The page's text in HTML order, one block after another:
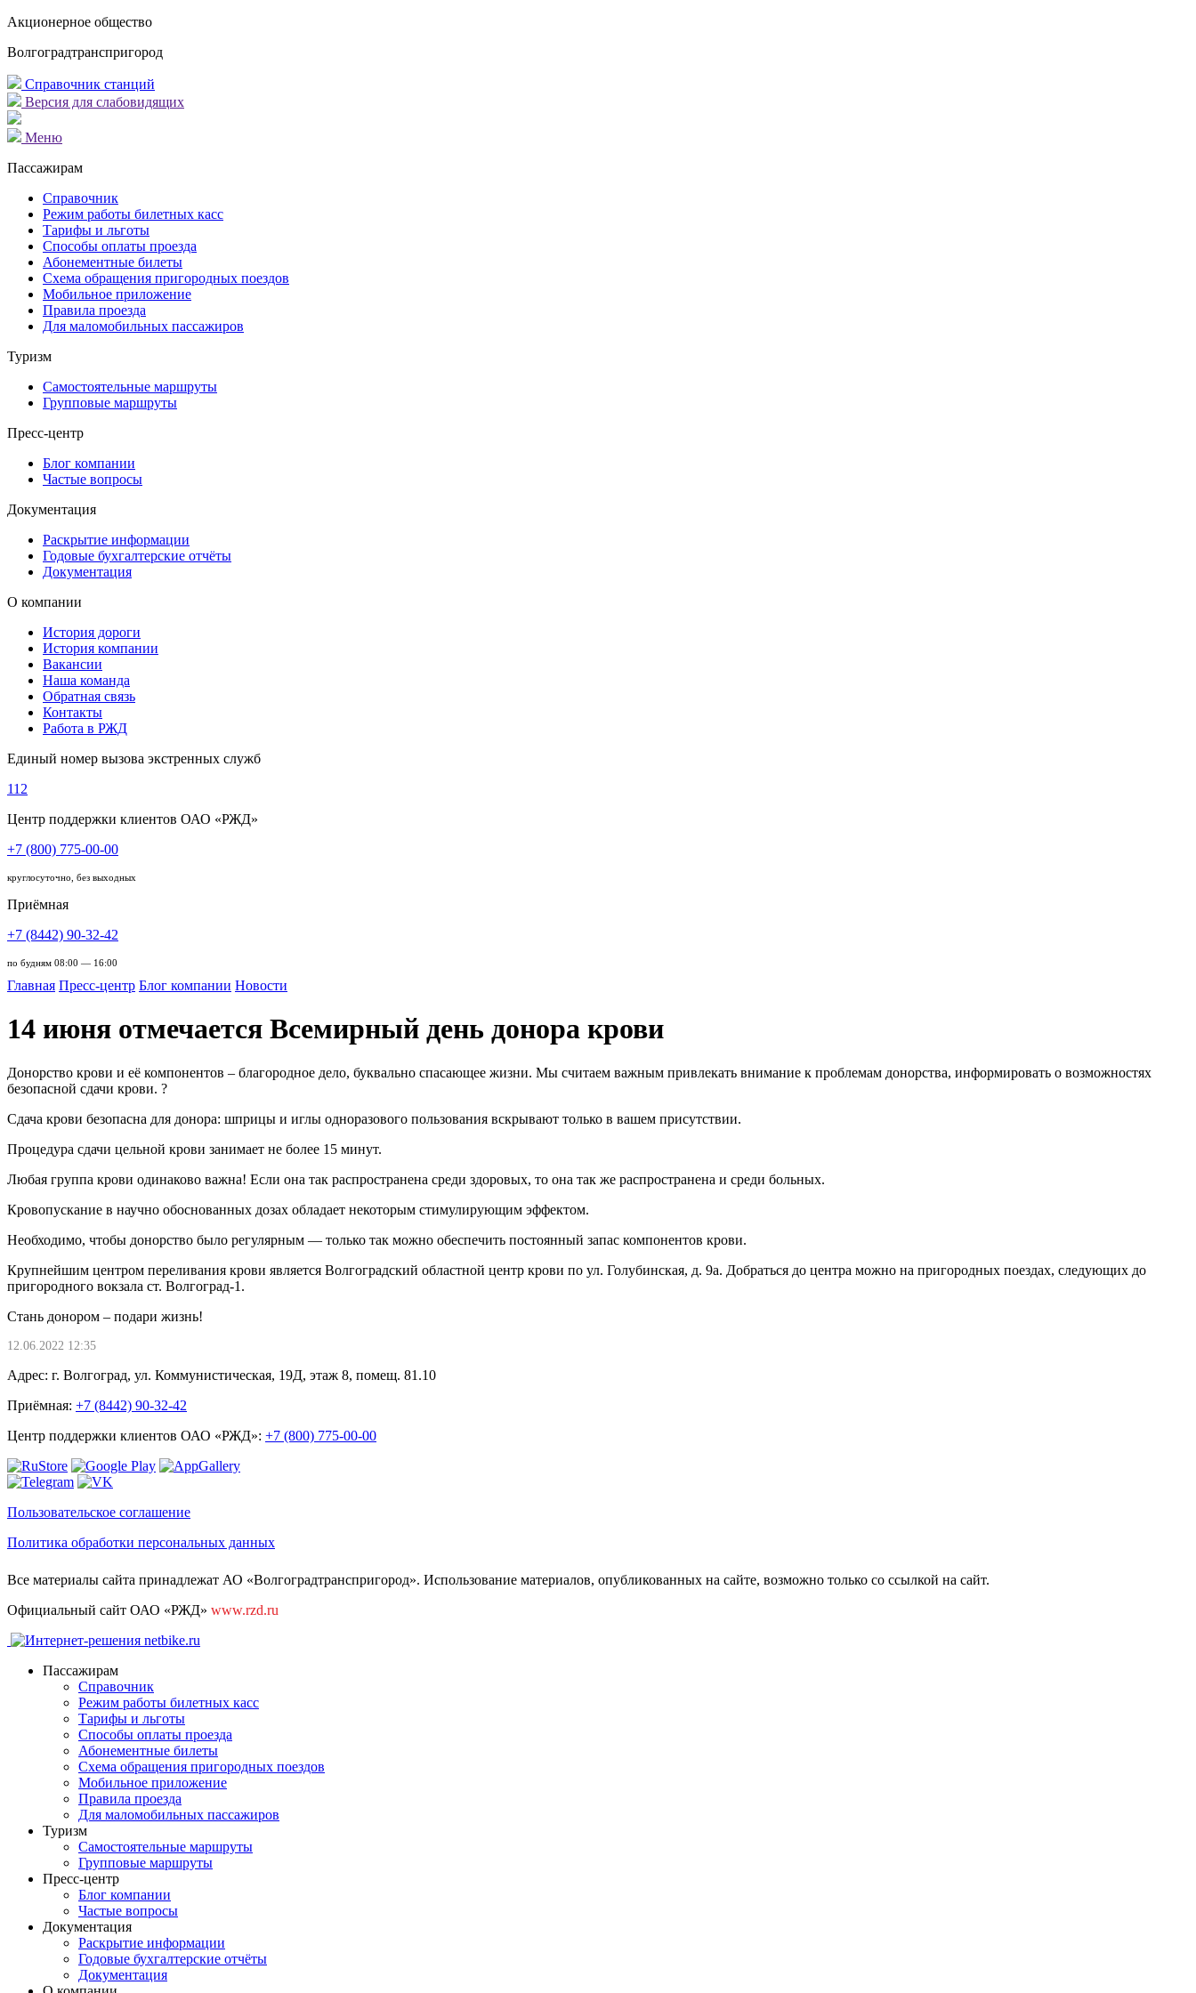
Акционерное общество
Волгоградтранспригород
Справочник станций
Версия для слабовидящих
Меню
Пассажирам
Справочник
Режим работы билетных касс
Тарифы и льготы
Способы оплаты проезда
Абонементные билеты
Схема обращения пригородных поездов
Мобильное приложение
Правила проезда
Для маломобильных пассажиров
Туризм
Самостоятельные маршруты
Групповые маршруты
Пресс-центр
Блог компании
Частые вопросы
Документация
Раскрытие информации
Годовые бухгалтерские отчёты
Документация
О компании
История дороги
История компании
Вакансии
Наша команда
Обратная связь
Контакты
Работа в РЖД
Единый номер вызова экстренных служб
112
Центр поддержки клиентов ОАО «РЖД»
+7 (800) 775-00-00
круглосуточно, без выходных
Приёмная
+7 (8442) 90-32-42
по будням 08:00 — 16:00
Главная Пресс-центр Блог компании Новости
14 июня отмечается Всемирный день донора крови
Донорство крови и её компонентов – благородное дело, буквально спасающее жизни. Мы считаем важным привлекать внимание к проблемам донорства, информировать о возможностях
безопасной сдачи крови. ?
Сдача крови безопасна для донора: шприцы и иглы одноразового пользования вскрывают только в вашем присутствии.
Процедура сдачи цельной крови занимает не более 15 минут.
Любая группа крови одинаково важна! Если она так распространена среди здоровых, то она так же распространена и среди больных.
Кровопускание в научно обоснованных дозах обладает некоторым стимулирующим эффектом.
Необходимо, чтобы донорство было регулярным — только так можно обеспечить постоянный запас компонентов крови.
Крупнейшим центром переливания крови является Волгоградский областной центр крови по ул. Голубинская, д. 9а. Добраться до центра можно на пригородных поездах, следующих до
пригородного вокзала ст. Волгоград-1.
Стань донором – подари жизнь!
12.06.2022 12:35
Адрес: г. Волгоград, ул. Коммунистическая, 19Д, этаж 8, помещ. 81.10
Приёмная: +7 (8442) 90-32-42
Центр поддержки клиентов ОАО «РЖД»: +7 (800) 775-00-00
Пользовательское соглашение
Политика обработки персональных данных
Все материалы сайта принадлежат АО «Волгоградтранспригород». Использование материалов, опубликованных на сайте, возможно только со ссылкой на сайт.
Официальный сайт ОАО «РЖД» www.rzd.ru
Пассажирам
Справочник
Режим работы билетных касс
Тарифы и льготы
Способы оплаты проезда
Абонементные билеты
Схема обращения пригородных поездов
Мобильное приложение
Правила проезда
Для маломобильных пассажиров
Туризм
Самостоятельные маршруты
Групповые маршруты
Пресс-центр
Блог компании
Частые вопросы
Документация
Раскрытие информации
Годовые бухгалтерские отчёты
Документация